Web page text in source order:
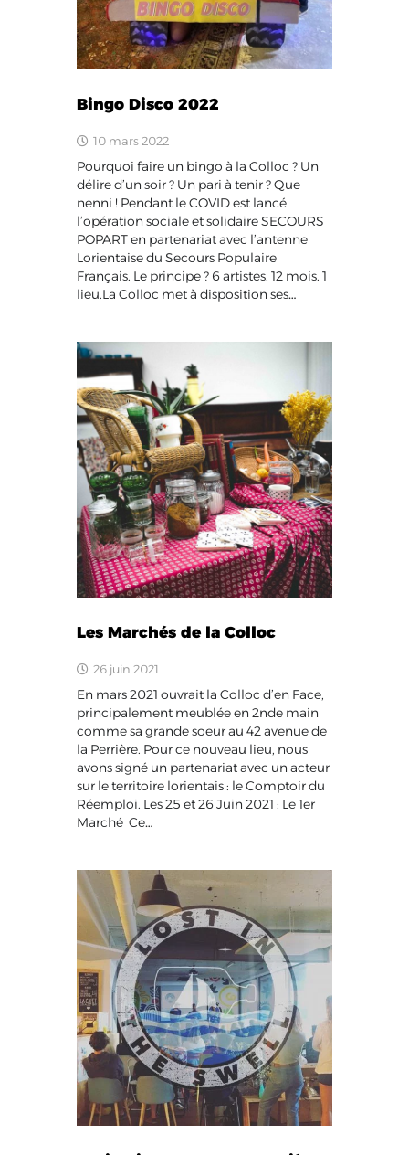
Bingo Disco 2022
10 mars 2022
Pourquoi faire un bingo à la Colloc ? Un
délire d’un soir ? Un pari à tenir ? Que
nenni ! Pendant le COVID est lancé
l’opération sociale et solidaire SECOURS
POPART en partenariat avec l’antenne
Lorientaise du Secours Populaire
Français. Le principe ? 6 artistes. 12 mois. 1
lieu.La Colloc met à disposition ses…
Les Marchés de la Colloc
26 juin 2021
En mars 2021 ouvrait la Colloc d’en Face,
principalement meublée en 2nde main
comme sa grande soeur au 42 avenue de
la Perrière. Pour ce nouveau lieu, nous
avons signé un partenariat avec un acteur
sur le territoire lorientais : le Comptoir du
Réemploi. Les 25 et 26 Juin 2021 : Le 1er
Marché Ce…